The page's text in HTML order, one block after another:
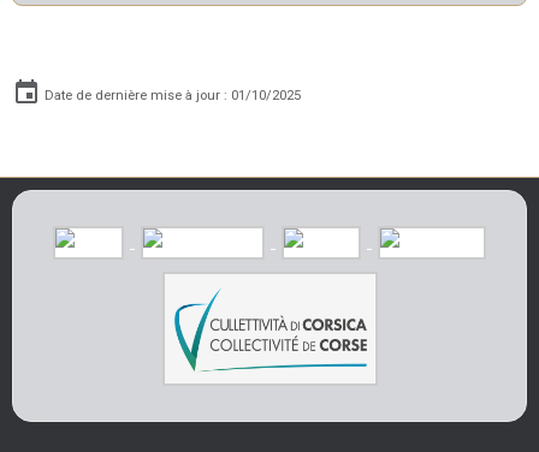
Date de dernière mise à jour : 01/10/2025